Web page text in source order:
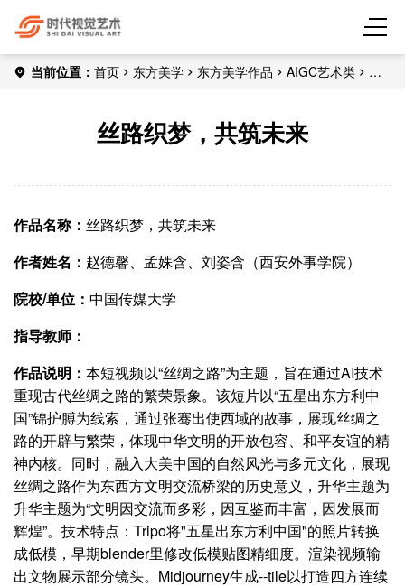
当前位置： 首页 东方美学 东方美学作品 AIGC艺术类
丝
丝路织梦，共筑未来
作品名称： 丝路织梦，共筑未来
作者姓名： 赵德馨、孟姝含、刘姿含（西安外事学院）
院校/单位： 中国传媒大学
指导教师：
作品说明： 本短视频以“丝绸之路”为主题，旨在通过AI技术
重现古代丝绸之路的繁荣景象。该短片以“五星出东方利中
国”锦护膊为线索，通过张骞出使西域的故事，展现丝绸之
路的开辟与繁荣，体现中华文明的开放包容、和平友谊的精
神内核。同时，融入大美中国的自然风光与多元文化，展现
丝绸之路作为东西方文明交流桥梁的历史意义，升华主题为
升华主题为“文明因交流而多彩，因互鉴而丰富，因发展而
辉煌”。技术特点：Tripo将"五星出东方利中国"的照片转换
成低模，早期blender里修改低模贴图精细度。渲染视频输
出文物展示部分镜头。Midjourney生成--tile以打造四方连续